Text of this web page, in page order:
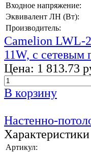
Входное напряжение:
Эквивалент ЛН (Вт):
Производитель:
Camelion LWL-
11W, с сетевым
Цена: 1 813.73
В корзину
Настенно-
Характеристики
Артикул: